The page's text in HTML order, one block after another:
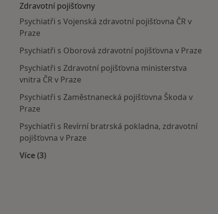
Zdravotní pojišťovny
Psychiatři s Vojenská zdravotní pojišťovna ČR v
Praze
Psychiatři s Oborová zdravotní pojišťovna v Praze
Psychiatři s Zdravotní pojišťovna ministerstva
vnitra ČR v Praze
Psychiatři s Zaměstnanecká pojišťovna Škoda v
Praze
Psychiatři s Revírní bratrská pokladna, zdravotní
pojišťovna v Praze
Více (3)